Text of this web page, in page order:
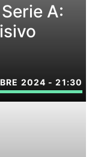
A:
2024 - 21:30